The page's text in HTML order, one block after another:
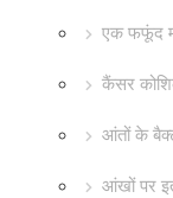
एक फफूंद
कैंसर
आंतों के
आंखों पर